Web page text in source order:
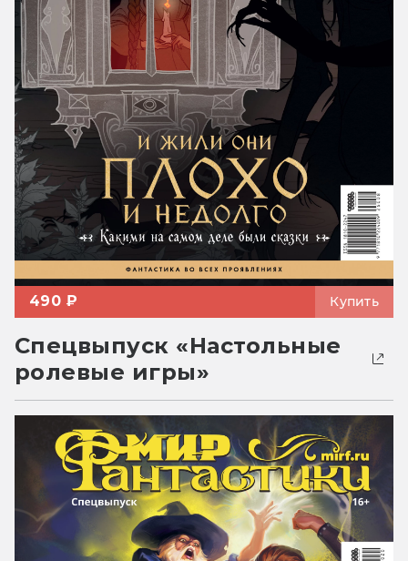
490 ₽ Купить
Спецвыпуск «Настольные
ролевые игры»